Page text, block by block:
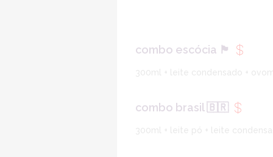
combo escócia 🏴󠁧󠁢󠁳󠁣󠁴󠁿
300ml + leite condensado +
combo brasil 🇧🇷
300ml + leite pó + leite